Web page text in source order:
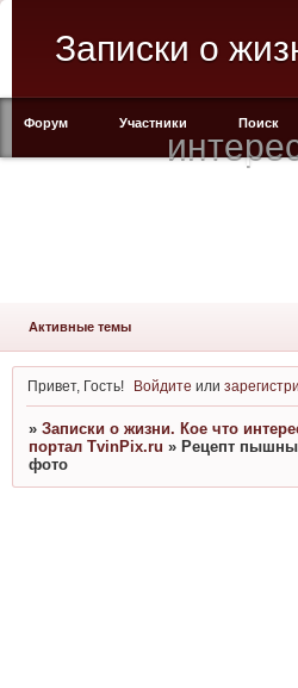
Записки о
Форум Участники Поиск
Активные темы
Привет, Гость! Войдите или
» Записки о жизни. Кое что
портал TvinPix.ru » Рецепт
фото